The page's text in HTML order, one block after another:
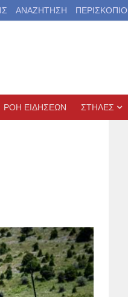
ΑΝΑΖΗΤΗΣΗ ΠΕΡΙΣΚΟΠΙΟ
ΡΟΗ ΕΙΔΗΣΕΩΝ ΣΤΗΛΕΣ